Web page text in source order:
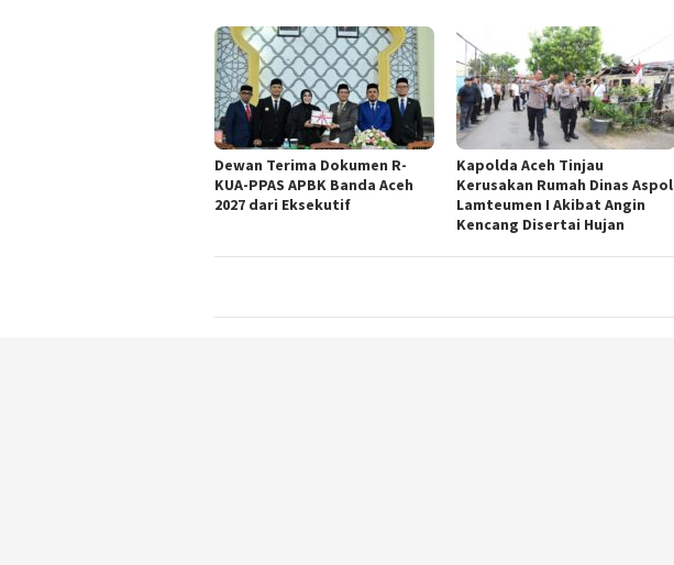
Dewan Terima Dokumen R-
KUA-PPAS APBK Banda Aceh
2027 dari Eksekutif
Kapolda Aceh Tinjau
Kerusakan Rumah Dinas Aspol
Lamteumen I Akibat Angin
Kencang Disertai Hujan